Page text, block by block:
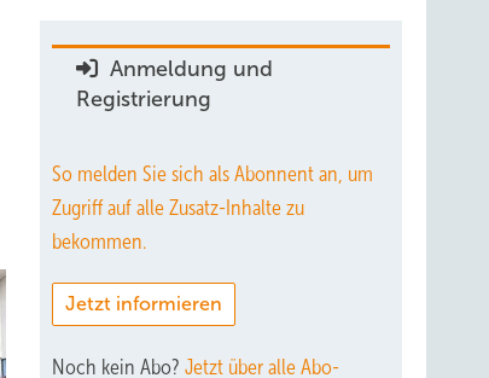
Anmeldung und
Registrierung
So melden Sie sich als Abonnent an, um
Zugriff auf alle Zusatz-Inhalte zu
bekommen.
Jetzt informieren
Noch kein Abo? Jetzt über alle Abo-